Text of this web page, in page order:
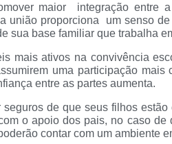
maior integração entre
união proporciona um senso
sua base familiar que trabalha
mais ativos na convivência
uma participação
entre as partes aumenta.
de que seus filhos
o apoio dos pais, no caso
contar com um ambiente